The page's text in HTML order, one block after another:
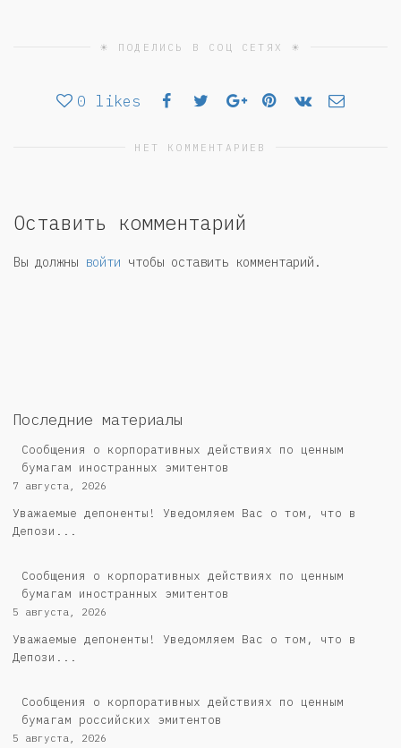
☀ ПОДЕЛИСЬ В СОЦ СЕТЯХ ☀
0 likes
НЕТ КОММЕНТАРИЕВ
Оставить комментарий
Вы должны войти чтобы оставить комментарий.
Последние материалы
Сообщения о корпоративных действиях по ценным
бумагам иностранных эмитентов
7 августа, 2026
Уважаемые депоненты! Уведомляем Вас о том, что в
Депози...
Сообщения о корпоративных действиях по ценным
бумагам иностранных эмитентов
5 августа, 2026
Уважаемые депоненты! Уведомляем Вас о том, что в
Депози...
Cообщения о корпоративных действиях по ценным
бумагам российских эмитентов
5 августа, 2026